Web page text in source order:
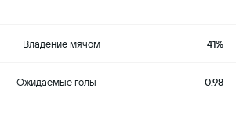
Владение мячом 41%
Ожидаемые голы 0.98